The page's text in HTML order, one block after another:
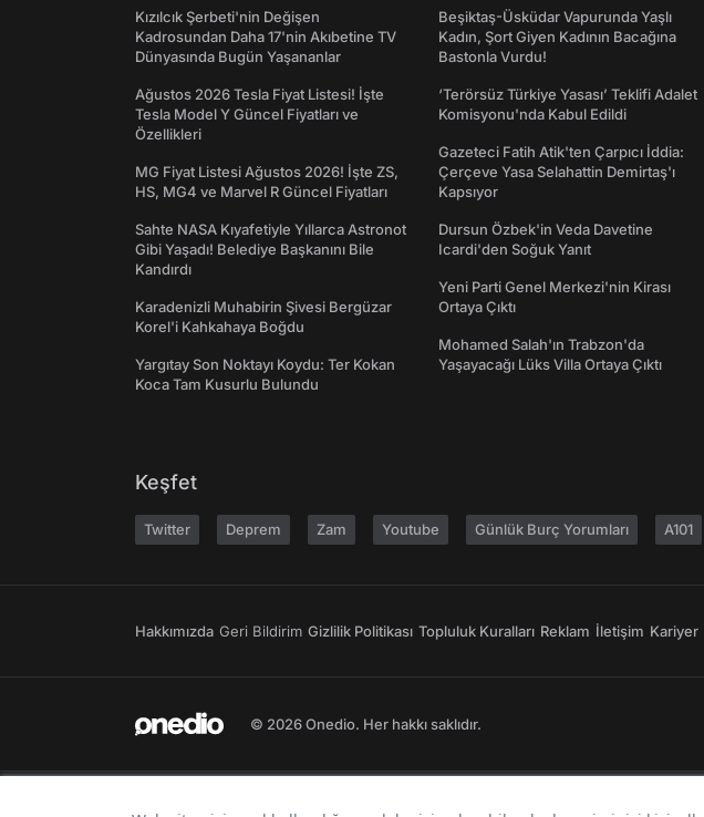
Kızılcık Şerbeti'nin Değişen
Kadrosundan Daha 17'nin Akıbetine TV
Dünyasında Bugün Yaşananlar
Ağustos 2026 Tesla Fiyat Listesi! İşte
Tesla Model Y Güncel Fiyatları ve
Özellikleri
MG Fiyat Listesi Ağustos 2026! İşte ZS,
HS, MG4 ve Marvel R Güncel Fiyatları
Sahte NASA Kıyafetiyle Yıllarca Astronot
Gibi Yaşadı! Belediye Başkanını Bile
Kandırdı
Karadenizli Muhabirin Şivesi Bergüzar
Korel'i Kahkahaya Boğdu
Yargıtay Son Noktayı Koydu: Ter Kokan
Koca Tam Kusurlu Bulundu
Beşiktaş-Üsküdar Vapurunda Yaşlı
Kadın, Şort Giyen Kadının Bacağına
Bastonla Vurdu!
‘Terörsüz Türkiye Yasası’ Teklifi Adalet
Komisyonu'nda Kabul Edildi
Gazeteci Fatih Atik'ten Çarpıcı İddia:
Çerçeve Yasa Selahattin Demirtaş'ı
Kapsıyor
Dursun Özbek'in Veda Davetine
Icardi'den Soğuk Yanıt
Yeni Parti Genel Merkezi'nin Kirası
Ortaya Çıktı
Mohamed Salah'ın Trabzon'da
Yaşayacağı Lüks Villa Ortaya Çıktı
Keşfet
Twitter Deprem Zam Youtube Günlük Burç Yorumları A101
Hakkımızda Geri Bildirim Gizlilik Politikası Topluluk Kuralları Reklam İletişim Kariyer
© 2026 Onedio. Her hakkı saklıdır.